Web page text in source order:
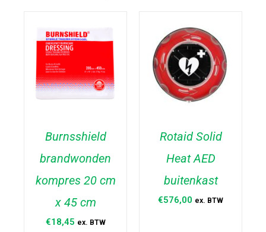
TOEVOEGEN AAN
DETAILS
Burnsshield
brandwonden
kompres 20 cm
x 45 cm
€18,45 ex. BTW
TOEVOEGEN AAN
DETAILS
Rotaid Solid
Heat AED
buitenkast
€576,00 ex. BTW